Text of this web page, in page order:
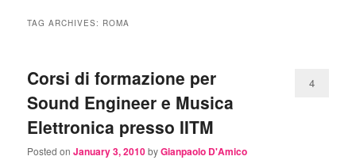
TAG ARCHIVES: ROMA
Corsi di formazione per
Sound Engineer e Musica
Elettronica presso IITM
Posted onJanuary 3, 2010byGianpaolo D'Amico
4